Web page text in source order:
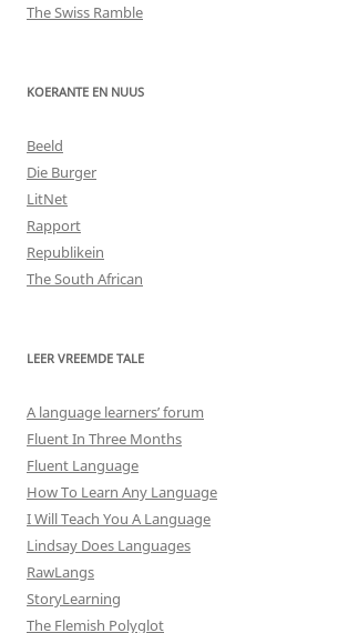
The Swiss Ramble
KOERANTE EN NUUS
Beeld
Die Burger
LitNet
Rapport
Republikein
The South African
LEER VREEMDE TALE
A language learners’ forum
Fluent In Three Months
Fluent Language
How To Learn Any Language
I Will Teach You A Language
Lindsay Does Languages
RawLangs
StoryLearning
The Flemish Polyglot